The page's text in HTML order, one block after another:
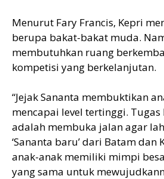
Menurut Fary Francis, Kepri
berupa bakat-bakat muda.
membutuhkan ruang
kompetisi yang berkelanjutan.
“Jejak Sananta membuktikan
mencapai level tertinggi.
adalah membuka jalan agar
‘Sananta baru’ dari Batam dan
anak-anak memiliki mimpi
yang sama untuk